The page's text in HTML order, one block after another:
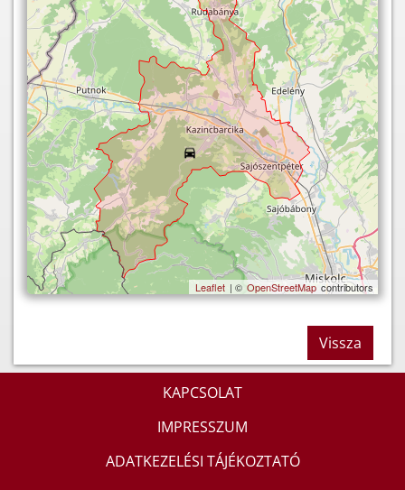
Leaflet | © OpenStreetMapcontributors
Vissza
KAPCSOLAT
IMPRESSZUM
ADATKEZELÉSI TÁJÉKOZTATÓ